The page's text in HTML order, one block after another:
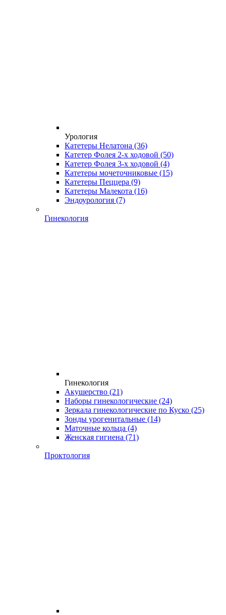
Урология
Катетеры Нелатона (36)
Катетер Фолея 2-х ходовой (50)
Катетер Фолея 3-х ходовой (4)
Катетеры мочеточниковые (15)
Катетеры Пеццера (9)
Катетеры Малекота (16)
Эндоурология (7)
Гинекология
Гинекология
Акушерство (21)
Наборы гинекологические (24)
Зеркала гинекологические по Куско (25)
Зонды урогенитальные (14)
Маточные кольца (4)
Женская гигиена (71)
Проктология